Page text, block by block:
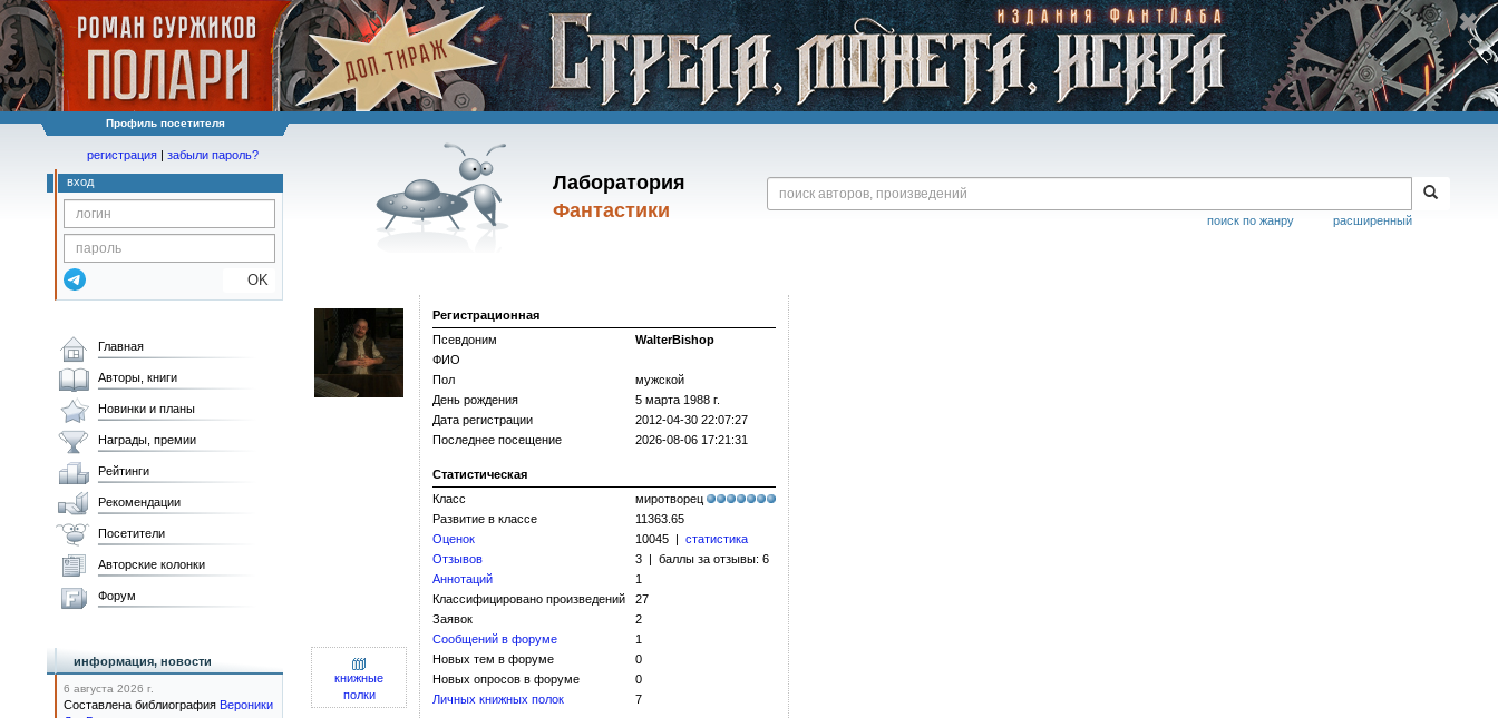
Профиль посетителя
Лаборатория
Фантастики
расширенный
поиск по жанру
регистрация | забыли пароль?
вход
OK
Регистрационная
Псевдоним
WalterBishop
ФИО
Пол
мужской
День рождения
5 марта 1988 г.
Дата регистрации
2012-04-30 22:07:27
Последнее посещение
2026-08-06 17:21:31
Статистическая
Класс
миротворец
Развитие в классе
11363.65
Оценок
10045 | статистика
Отзывов
3 | баллы за отзывы: 6
Аннотаций
1
Классифицировано произведений
27
Заявок
2
Сообщений в форуме
1
Новых тем в форуме
0
Новых опросов в форуме
0
Личных книжных полок
7
книжные
полки
Главная
Авторы, книги
Новинки и планы
Награды, премии
Рейтинги
Рекомендации
Посетители
Авторские колонки
Форум
информация, новости
6 августа 2026 г.
Составлена библиография Вероники